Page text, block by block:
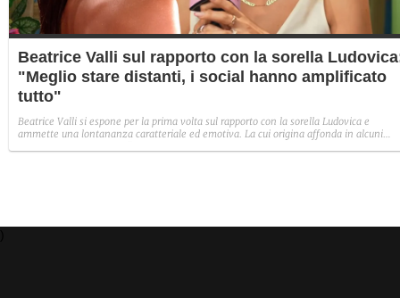
Beatrice Valli sul rapporto con la sorella
"Meglio stare distanti, i social hanno amplificato
tutto"
Beatrice Valli si espone per la prima volta sul rapporto con la sorella Ludovica e
ammette una lontananza caratteriale ed emotiva. La cui origina affonda in alcuni